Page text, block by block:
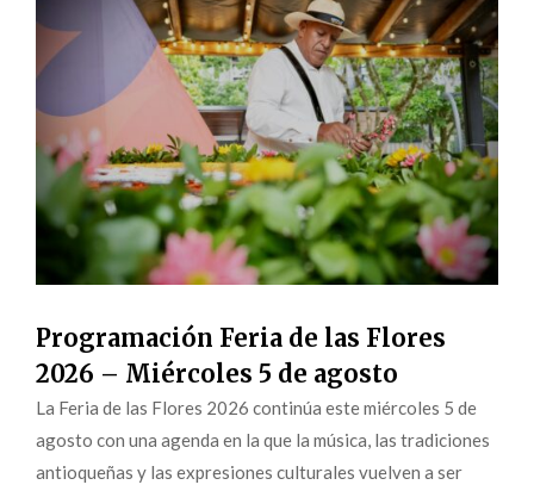
Programación Feria de las Flores
2026 – Miércoles 5 de agosto
La Feria de las Flores 2026 continúa este miércoles 5 de
agosto con una agenda en la que la música, las tradiciones
antioqueñas y las expresiones culturales vuelven a ser